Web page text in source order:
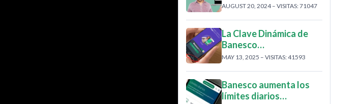
AUGUST 20, 2024 – VISITAS: 71047
La Clave Dinámica de
Banesco…
MAY 13, 2025 – VISITAS: 41593
Banesco aumenta los
límites diarios…